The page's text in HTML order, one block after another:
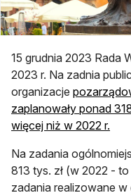
15 grudnia 2023 Rada
2023 r. Na zadnia
organizacje
zaplanowały ponad
więcej niż w 2022 r.
Na zadania
813 tys. zł (w 2022 -
zadania realizowane